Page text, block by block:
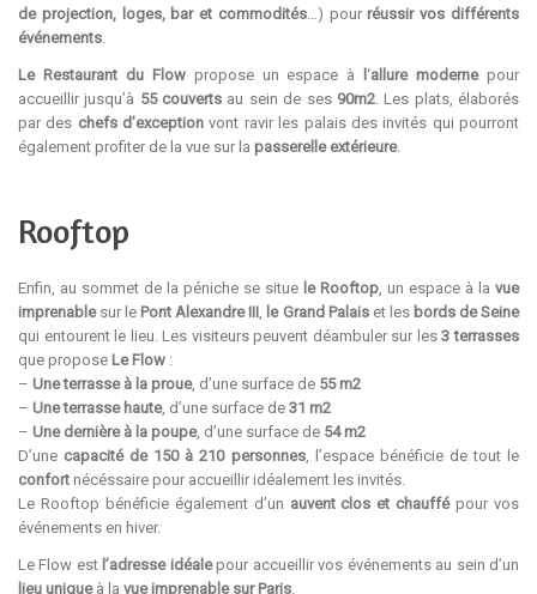
de projection, loges, bar et commodités…) pourréussir vos différents
événements
Le Restaurant du Flowpropose un espace à ‘allure modernepour
accueillir jusqu’à 55 couverts au sein de ses 90m2. Les plats, élaborés
par des chefs d’exception vont ravir les palais des invités qui pourront
également profiter de la vue sur la passerelle extérieure.
Rooftop
Enfin, au sommet de la péniche se situe le Rooftop , un espace à la vue
imprenable sur le Pont Alexandre III le Grand Palaiset les bords de Seine
qui entourent le lieu. Les visiteurs peuvent déambuler sur les3 terrasses
que propose Le Flow :
– Une terrasse à la proue, d’une surface de 55 m2
– Une terrasse haute, d’une surface de 31 m2
– Une dernière à la poupe, d’une surface de 54 m2
D’une capacité de 150 à 210 personnes, l’espace bénéficie de tout le
confort nécéssaire pour accueillir idéalement les invités.
Le Rooftop bénéficie également d’un auvent clos et chauffépour vos
événements en hiver.
Le Flow est l’adresse idéalepour accueillir vos événements au sein d’un
lieu uniqueà la vue imprenable sur Paris.